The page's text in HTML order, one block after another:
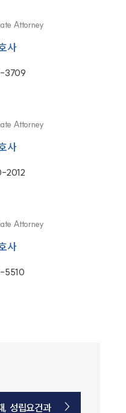
Attorney
사
3709
Attorney
사
2012
Attorney
사
5510
, 성립요건과